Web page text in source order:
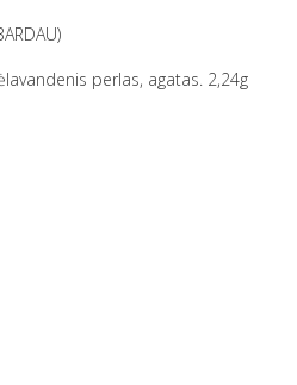
perlas, agatas. 2,24g